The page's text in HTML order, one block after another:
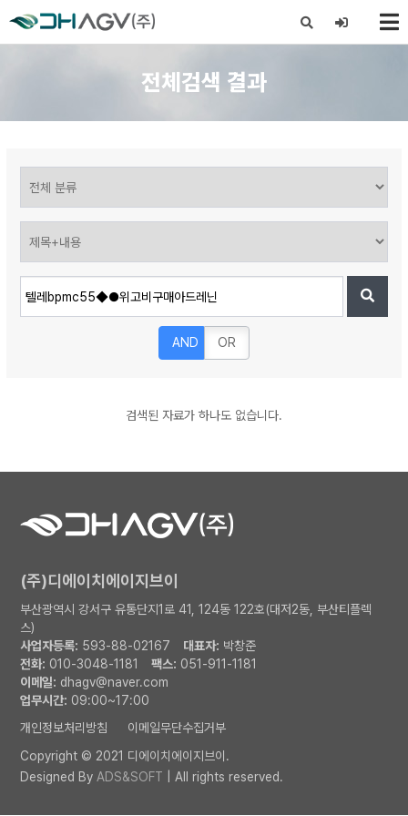
전체검색 결과
AND OR
검색된 자료가 하나도 없습니다.
(주)디에이치에이지브이
부산광역시 강서구 유통단지1로 41, 124동 122호(대저2동, 부산티플렉
스)
사업자등록: 593-88-02167 대표자: 박창준
전화: 010-3048-1181 팩스: 051-911-1181
이메일: dhagv@naver.com
업무시간: 09:00~17:00
개인정보처리방침
이메일무단수집거부
Copyright © 2021 디에이치에이지브이.
Designed By ADS&SOFT | All rights reserved.